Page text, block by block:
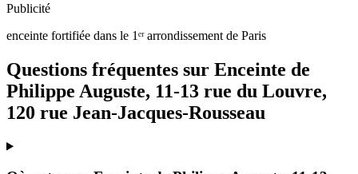
Publicité
enceinte fortifiée dans le 1ᵉʳ arrondissement de Paris
Questions fréquentes sur Enceinte de
Philippe Auguste, 11-13 rue du Louvre,
120 rue Jean-Jacques-Rousseau